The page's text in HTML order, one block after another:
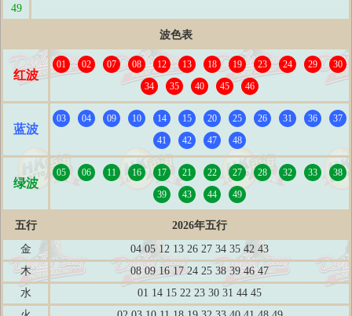
49
波色表
红波
01 02 07 08 12 13 18 19 23 24 29
30
34
35 40 45 46
蓝波
03 04 09 10 14 15 20 25 26 31 36
37
41
42 47 48
绿波
05 06 11 16 17 21 22 27 28 32 33
38
39
43 44 49
五行
2026年五行
金
04 05 12 13 26 27 34 35 42 43
木
08 09 16 17 24 25 38 39 46 47
水
01 14 15 22 23 30 31 44 45